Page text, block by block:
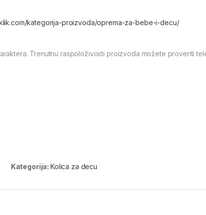
kategorija-proizvoda/oprema-za-bebe-i-decu/
Trenutnu raspoloživosti proizvoda možete proveriti
Kategorija: Kolica za decu